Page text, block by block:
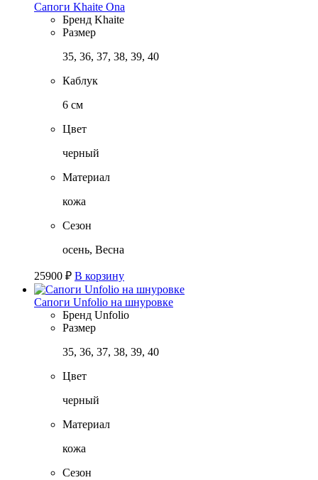
Сапоги Khaite Ona
Бренд Khaite
Размер
35, 36, 37, 38, 39, 40
Каблук
6 см
Цвет
черный
Материал
кожа
Сезон
осень, Весна
25900 ₽ В корзину
Сапоги Unfolio на шнуровке
Бренд Unfolio
Размер
35, 36, 37, 38, 39, 40
Цвет
черный
Материал
кожа
Сезон